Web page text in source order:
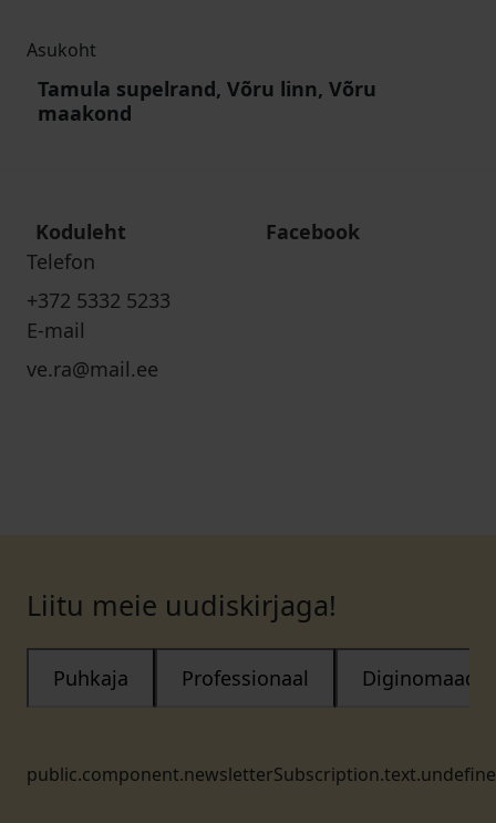
Asukoht
Tamula supelrand, Võru linn, Võru
maakond
Koduleht
Facebook
Telefon
+372 5332 5233
E-mail
ve.ra@mail.ee
Liitu meie uudiskirjaga!
Puhkaja Professionaal Diginomaad